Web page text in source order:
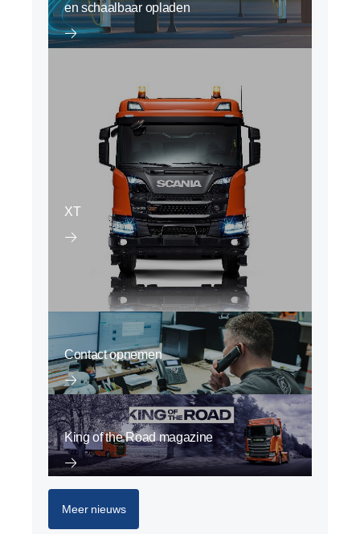
en schaalbaar opladen
XT
Contact opnemen
King of the Road magazine
Meer nieuws